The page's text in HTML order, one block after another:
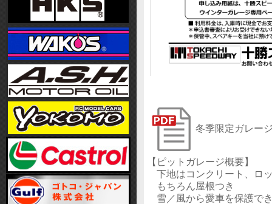
冬季限定ガレー
【ピットガレージ概要】
下地はコンクリート、ロ
もちろん屋根つき
雪／風から愛車を保護で